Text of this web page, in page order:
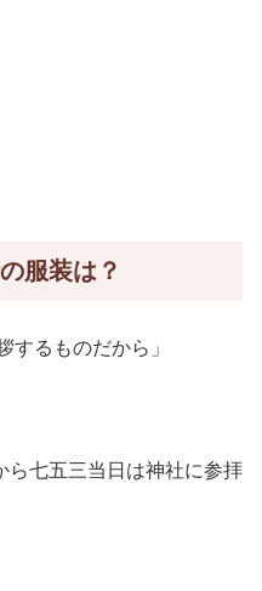
服装は？
するものだから」
ら七五三当日は神社に参拝